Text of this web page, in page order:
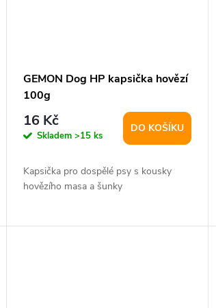
GEMON Dog HP kapsička hovězí
100g
16 Kč
Skladem>15 ks
DO KOŠÍKU
Kapsička pro dospělé psy s kousky
hovězího masa a šunky